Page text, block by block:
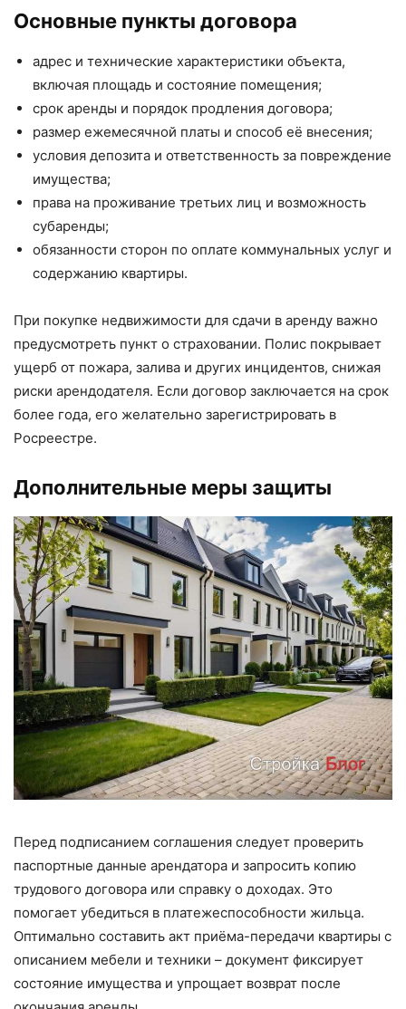
Основные пункты договора
адрес и технические характеристики объекта,
включая площадь и состояние помещения;
срок аренды и порядок продления договора;
размер ежемесячной платы и способ её внесения;
условия депозита и ответственность за повреждение
имущества;
права на проживание третьих лиц и возможность
субаренды;
обязанности сторон по оплате коммунальных услуг и
содержанию квартиры.
При покупке недвижимости для сдачи в аренду важно
предусмотреть пункт о страховании. Полис покрывает
ущерб от пожара, залива и других инцидентов, снижая
риски арендодателя. Если договор заключается на срок
более года, его желательно зарегистрировать в
Росреестре.
Дополнительные меры защиты
Перед подписанием соглашения следует проверить
паспортные данные арендатора и запросить копию
трудового договора или справку о доходах. Это
помогает убедиться в платежеспособности жильца.
Оптимально составить акт приёма-передачи квартиры с
описанием мебели и техники – документ фиксирует
состояние имущества и упрощает возврат после